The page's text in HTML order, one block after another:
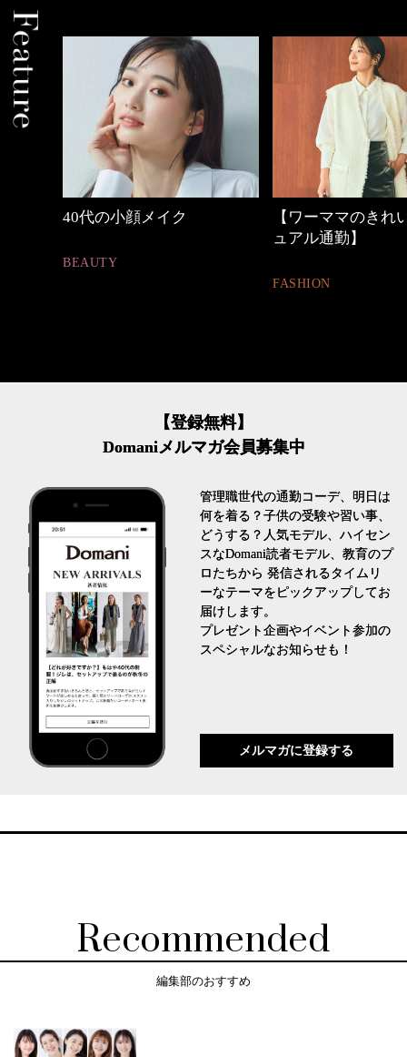
【ワーママのきれいめカジ
優木まおみさん「
割。」
LIFESTYLE
【登録無料】
Domaniメルマガ会員募集中
管理職世代の通勤コーデ、明日は
何を着る？子供の受験や習い事、
どうする？人気モデル、ハイセン
スなDomani読者モデル、教育のプ
ロたちから 発信されるタイムリ
ーなテーマをピックアップしてお
届けします。
プレゼント企画やイベント参加の
スペシャルなお知らせも！
メルマガに登録する
Recommended
編集部のおすすめ